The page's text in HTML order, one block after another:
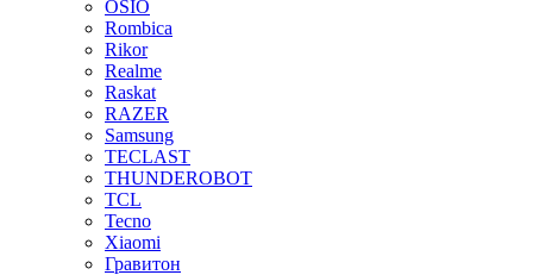
OSIO
Rombica
Rikor
Realme
Raskat
RAZER
Samsung
TECLAST
THUNDEROBOT
TCL
Tecno
Xiaomi
Гравитон